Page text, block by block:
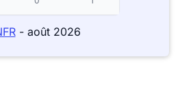
- août 2026